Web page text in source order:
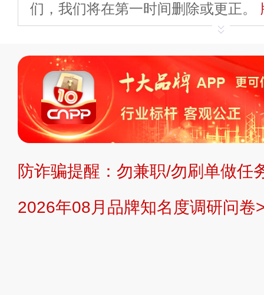
们，我们将在第一时间删除或更正。
平台自有内容（文字
标、LOGO 等）知识产权归本站所
复制、转载、商用。本站不生产产
不代理、不招商、不提供中介服务。
持投资购买的观点或意见，页面信息
提交说明： 快速提交发布>> 提交品
防诈骗提醒：勿兼职/勿刷单做任
2026年08月品牌知名度调研问卷